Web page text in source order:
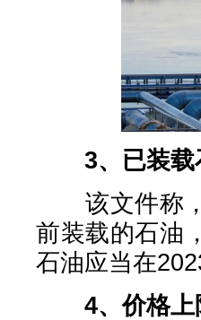
3、已装载
该文件称，
前装载的石油
石油应当在
4、价格